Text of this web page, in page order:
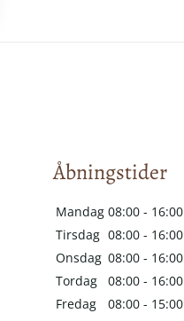
Åbningstider
Mandag 08:00 - 16:00
Tirsdag 08:00 - 16:00
Onsdag 08:00 - 16:00
Tordag
08:00 - 16:00
Fredag
08:00 - 15:00